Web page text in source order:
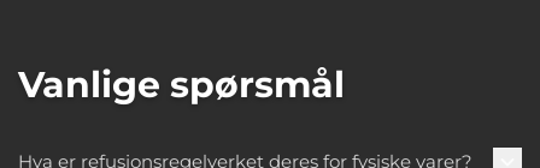
Vanlige spørsmål
Hva er refusjonsregelverket deres for fysiske varer?